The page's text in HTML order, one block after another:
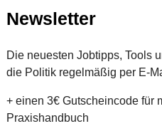
Newsletter
Die neuesten Jobtipps, Tools
die Politik regelmäßig per E-
+ einen 3€ Gutscheincode für
Praxishandbuch